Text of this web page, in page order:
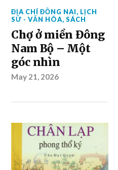
ĐỊA CHÍ ĐỒNG NAI, LỊCH
SỬ - VĂN HÓA,SÁCH
Chợ ở miền Đông
Nam Bộ – Một
góc nhìn
May 21, 2026